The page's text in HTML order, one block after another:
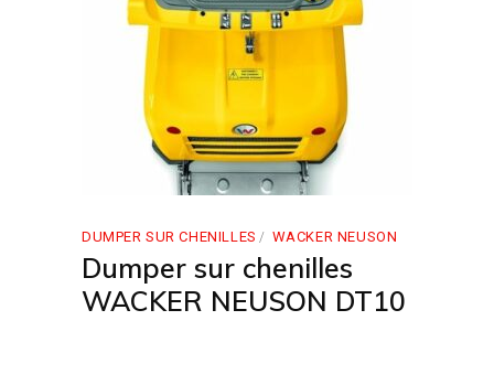
DUMPER SUR CHENILLES WACKER NEUSON
Dumper sur chenilles
WACKER NEUSON DT10